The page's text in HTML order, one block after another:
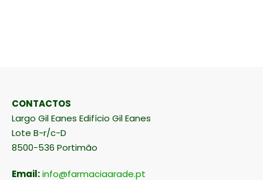
Largo Gil Eanes Edifício Gil Eanes
Lote B-r/c-D
8500-536 Portimão
Telefone:282 425 858